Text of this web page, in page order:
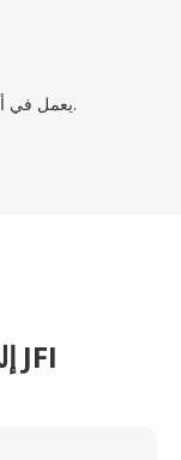
محول WPS إلى JFI يعمل في أي متصفح حديث.
كيفية تحويل WPS إلى JFI